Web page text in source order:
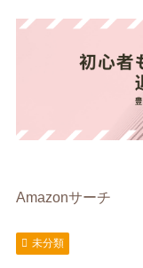
Amazonサーチ
未分類